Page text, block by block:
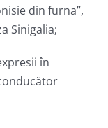
din furna”,
Sinigalia;
în